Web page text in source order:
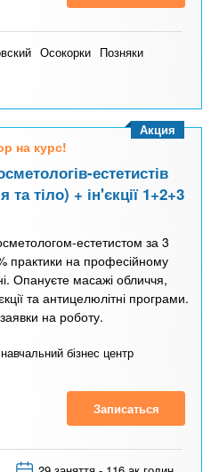
Осокорки Позняки
на курс!
естетистів
та тіло) + ін'єкції 1+2+3
естетистом за 3
практики на професійному
Опануєте масажі обличчя,
та антицелюлітні програми.
на роботу.
бізнес центр
Акция
Записаться